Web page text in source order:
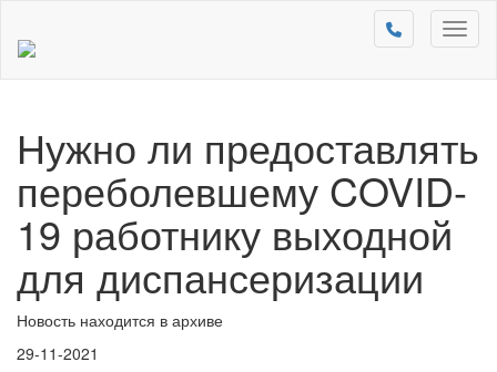
Нужно ли предоставлять
переболевшему COVID-
19 работнику выходной
для диспансеризации
Новость находится в архиве
29-11-2021